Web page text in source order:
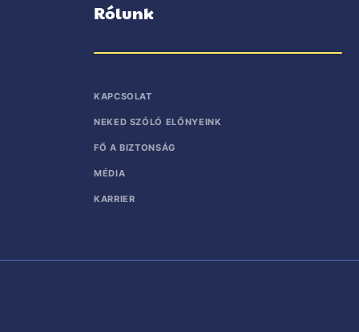
Rólunk
KAPCSOLAT
NEKED SZÓLÓ ELŐNYEINK
FŐ A BIZTONSÁG
MÉDIA
KARRIER